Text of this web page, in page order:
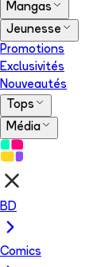
Mangas
Jeunesse
Promotions
Exclusivités
Nouveautés
Tops
Média
BD
Comics